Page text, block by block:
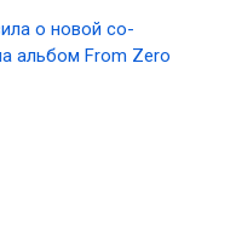
о новой со-
альбом From Zero